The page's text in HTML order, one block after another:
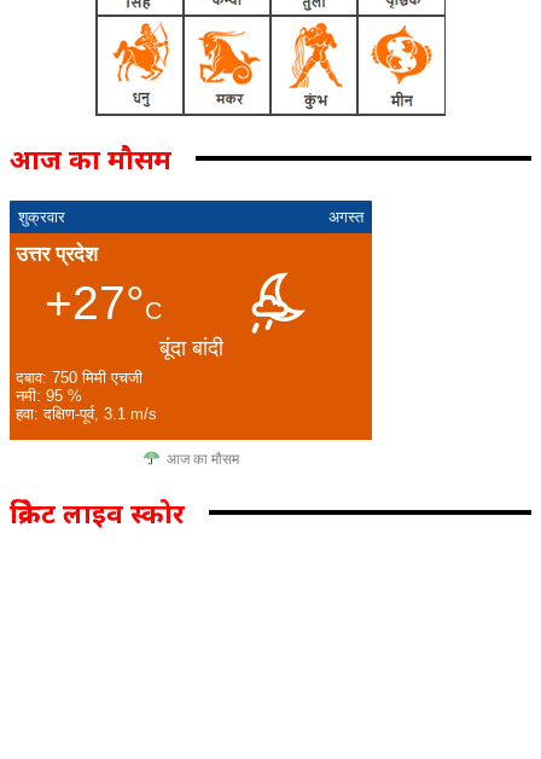
आज का मौसम
शुक्रवार अगस्त
उत्तर प्रदेश
+27°C
बूंदा बांदी
दबाव: 750 मिमी एचजी
नमी: 95 %
हवा: दक्षिण-पूर्व, 3.1 m/s
आज का मौसम
क्रिकेट लाइव स्कोर